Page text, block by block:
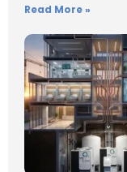
Read More »